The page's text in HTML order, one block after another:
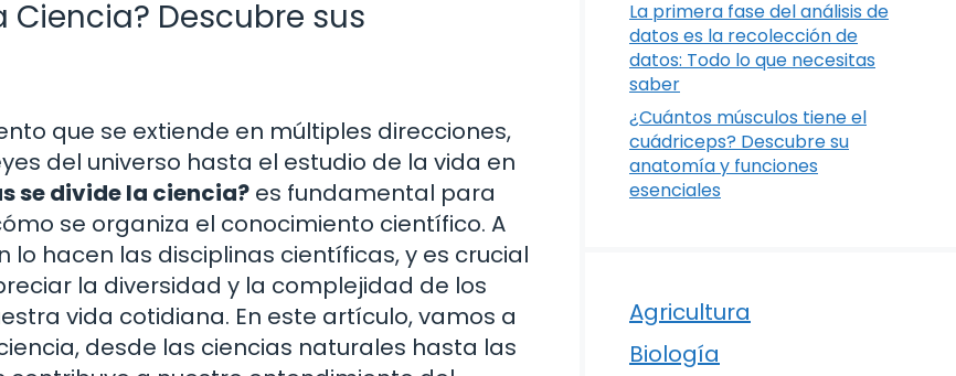
Ciencia? Descubre sus
que se extiende en múltiples direcciones,
del universo hasta el estudio de la vida en
se divide la ciencia? es fundamental para
se organiza el conocimiento científico. A
hacen las disciplinas científicas, y es crucial
la diversidad y la complejidad de los
vida cotidiana. En este artículo, vamos a
desde las ciencias naturales hasta las
La primera fase del análisis de
datos es la recolección de
datos: Todo lo que necesitas
saber
¿Cuántos músculos tiene el
cuádriceps? Descubre su
anatomía y funciones
esenciales
Agricultura
Biología